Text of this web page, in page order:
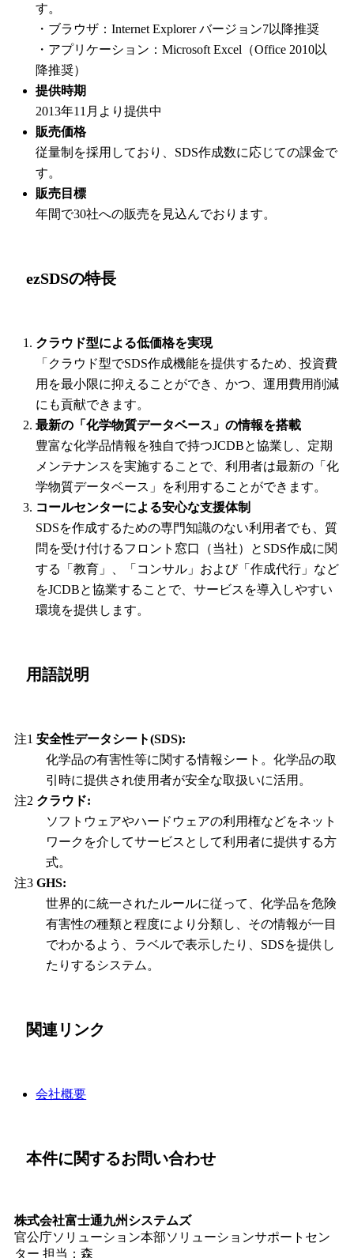
す。
・ブラウザ：Internet Explorer バージョン7以降推奨
・アプリケーション：Microsoft Excel（Office 2010以
降推奨）
提供時期
2013年11月より提供中
販売価格
従量制を採用しており、SDS作成数に応じての課金で
す。
販売目標
年間で30社への販売を見込んでおります。
ezSDSの特長
クラウド型による低価格を実現
「クラウド型でSDS作成機能を提供するため、投資費
用を最小限に抑えることができ、かつ、運用費用削減
にも貢献できます。
最新の「化学物質データベース」の情報を搭載
豊富な化学品情報を独自で持つJCDBと協業し、定期
メンテナンスを実施することで、利用者は最新の「化
学物質データベース」を利用することができます。
コールセンターによる安心な支援体制
SDSを作成するための専門知識のない利用者でも、質
問を受け付けるフロント窓口（当社）とSDS作成に関
する「教育」、「コンサル」および「作成代行」など
をJCDBと協業することで、サービスを導入しやすい
環境を提供します。
用語説明
注1 安全性データシート(SDS):
化学品の有害性等に関する情報シート。化学品の取
引時に提供され使用者が安全な取扱いに活用。
注2 クラウド:
ソフトウェアやハードウェアの利用権などをネット
ワークを介してサービスとして利用者に提供する方
式。
注3 GHS:
世界的に統一されたルールに従って、化学品を危険
有害性の種類と程度により分類し、その情報が一目
でわかるよう、ラベルで表示したり、SDSを提供し
たりするシステム。
関連リンク
会社概要
本件に関するお問い合わせ
株式会社富士通九州システムズ
官公庁ソリューション本部ソリューションサポートセン
ター 担当：森